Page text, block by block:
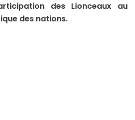
des Lionceaux au
des nations.